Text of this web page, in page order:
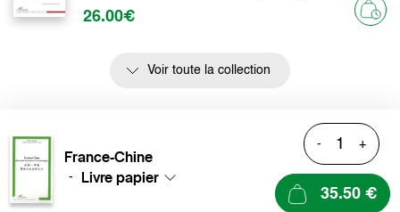
26.00€
Voir toute la collection
France-Chine
- Livre papier
- +
35.50 €